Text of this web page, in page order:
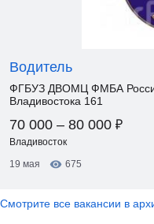
Водитель
ФГБУЗ ДВОМЦ ФМБА
Владивостока 161
70 000 – 80 000 ₽
Владивосток
19 мая
675
Смотрите все вакансии в